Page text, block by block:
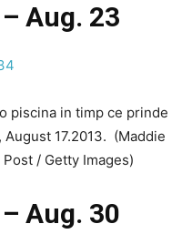
Aug. 23
piscina in timp ce prinde
August 17.2013. (Maddie
/ Getty Images)
Aug. 30